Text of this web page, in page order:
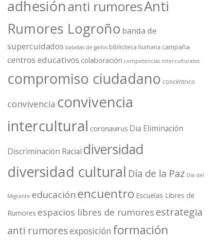
adhesiónanti rumoresAnti
Rumores Logroño banda de
supercuidados batallas de gallos biblioteca humana campaña
centros educativos colaboración competencias interculturales
compromiso ciudadano concéntrico
convivencia convivencia
intercultural coronavirus Dia Eliminación
Discriminación Racial diversidad
diversidad cultural Día de la Paz Día del
Migrante educaciónencuentro Escuelas Libres de
Rumores espacios libres de rumores estrategia
anti rumoresexposición formación